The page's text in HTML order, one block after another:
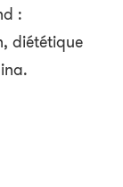
:
diététique